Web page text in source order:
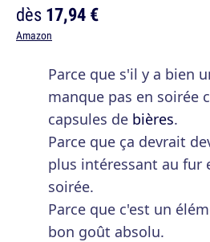
dès17,94 €
Amazon
Parce que s'il y a bien
manque pas en soirée
capsules de bières.
Parce que ça devrait
plus intéressant au fur
soirée.
Parce que c'est un
bon goût absolu.